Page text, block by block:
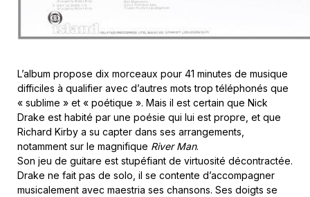
L’album propose dix morceaux pour 41 minutes de musique
difficiles à qualifier avec d’autres mots trop téléphonés que
« sublime » et « poétique ». Mais il est certain que Nick
Drake est habité par une poésie qui lui est propre, et que
Richard Kirby a su capter dans ses arrangements,
notamment sur le magnifique River Man.
Son jeu de guitare est stupéfiant de virtuosité décontractée.
Drake ne fait pas de solo, il se contente d’accompagner
musicalement avec maestria ses chansons. Ses doigts se